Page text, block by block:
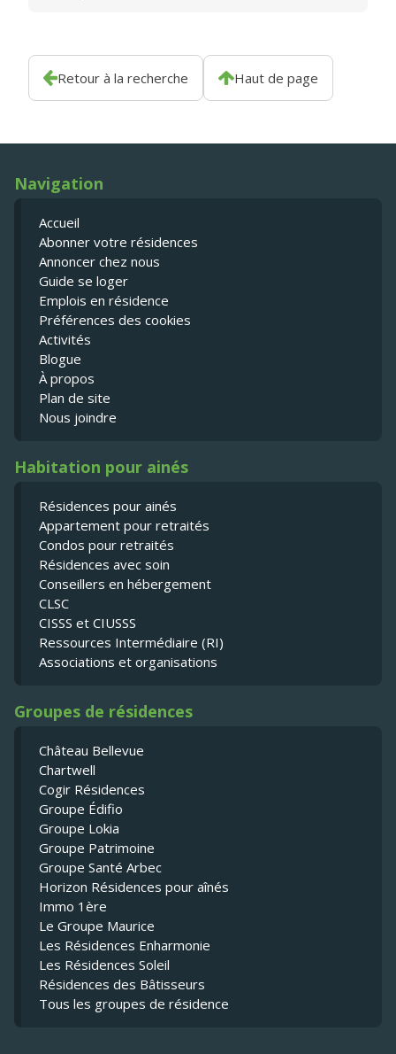
Retour à la recherche Haut de page
Navigation
Accueil
Abonner votre résidences
Annoncer chez nous
Guide se loger
Emplois en résidence
Préférences des cookies
Activités
Blogue
À propos
Plan de site
Nous joindre
Habitation pour ainés
Résidences pour ainés
Appartement pour retraités
Condos pour retraités
Résidences avec soin
Conseillers en hébergement
CLSC
CISSS et CIUSSS
Ressources Intermédiaire (RI)
Associations et organisations
Groupes de résidences
Château Bellevue
Chartwell
Cogir Résidences
Groupe Édifio
Groupe Lokia
Groupe Patrimoine
Groupe Santé Arbec
Horizon Résidences pour aînés
Immo 1ère
Le Groupe Maurice
Les Résidences Enharmonie
Les Résidences Soleil
Résidences des Bâtisseurs
Tous les groupes de résidence